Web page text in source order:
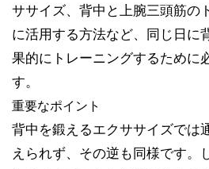
ササイズ、背中と上腕三頭筋の
に活用する方法など、同じ日に
果的にトレーニングするために
す。
重要なポイント
背中を鍛えるエクササイズでは
えられず、その逆も同様です。